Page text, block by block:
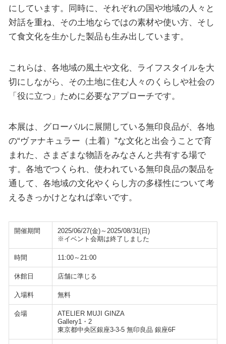
にしています。同時に、それぞれの国や地域の人々と
対話を重ね、その土地ならではの素材や使い方、そし
て食文化を生かした製品も生み出しています。
これらは、各地域の風土や文化、ライフスタイルを大
切にしながら、その土地に住む人々のくらしや社会の
「役に立つ」ために必要なアプローチです。
本展は、グローバルに展開している無印良品が、各地
の“ヴァナキュラー（土着）”な文化と出会うことで育
まれた、さまざまな物語をみなさんと共有する場で
す。各地でつくられ、使われている無印良品の製品を
通して、各地域の文化やくらし方の多様性について考
えるきっかけとなれば幸いです。
開催期間
2025/06/27(金)～2025/08/31(日)
※イベント会期は終了しました
時間 11:00～21:00
休館日 店舗に準じる
入場料 無料
会場
ATELIER MUJI GINZA
Gallery1・2
東京都中央区銀座3-3-5 無印良品 銀座6F